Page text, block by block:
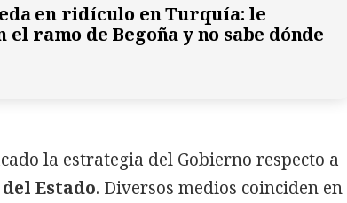
en ridículo en Turquía: le
el ramo de Begoña y no sabe dónde
la estrategia del Gobierno respecto a
Estado. Diversos medios coinciden en